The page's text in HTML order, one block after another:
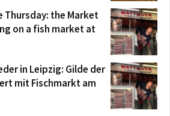
Thursday: the Market
on a fish market at
in Leipzig: Gilde der
mit Fischmarkt am